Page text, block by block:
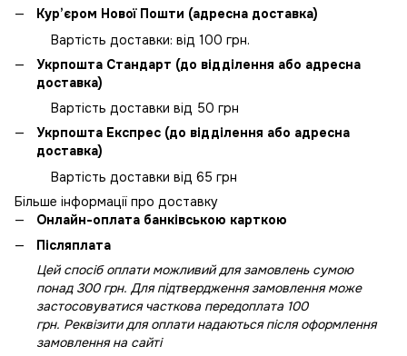
Кур’єром Нової Пошти (адресна доставка)
Вартість доставки: від 100 грн.
Укрпошта Стандарт (до відділення або адресна
доставка)
Вартість доставки від 50 грн
Укрпошта Експрес (до відділення або адресна
доставка)
Вартість доставки від 65 грн
Більше інформації про доставку
Онлайн-оплата банківською карткою
Післяплата
Цей спосіб оплати можливий для замовлень сумою
понад 300 грн. Для підтвердження замовлення може
застосовуватися часткова передоплата 100
грн. Реквізити для оплати надаються після оформлення
замовлення на сайті